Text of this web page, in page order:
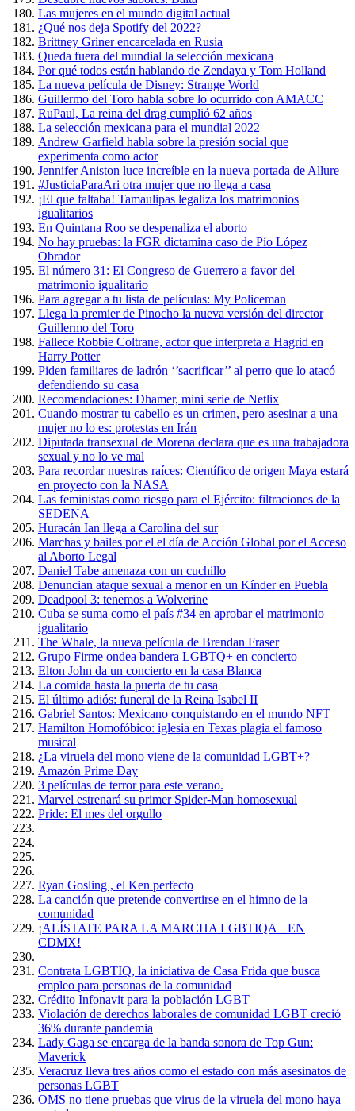
Las mujeres en el mundo digital actual
¿Qué nos deja Spotify del 2022?
Brittney Griner encarcelada en Rusia
Queda fuera del mundial la selección mexicana
Por qué todos están hablando de Zendaya y Tom Holland
La nueva película de Disney: Strange World
Guillermo del Toro habla sobre lo ocurrido con AMACC
RuPaul, La reina del drag cumplió 62 años
La selección mexicana para el mundial 2022
Andrew Garfield habla sobre la presión social que
experimenta como actor
Jennifer Aniston luce increíble en la nueva portada de Allure
#JusticiaParaAri otra mujer que no llega a casa
¡El que faltaba! Tamaulipas legaliza los matrimonios
igualitarios
En Quintana Roo se despenaliza el aborto
No hay pruebas: la FGR dictamina caso de Pío López
Obrador
El número 31: El Congreso de Guerrero a favor del
matrimonio igualitario
Para agregar a tu lista de películas: My Policeman
Llega la premier de Pinocho la nueva versión del director
Guillermo del Toro
Fallece Robbie Coltrane, actor que interpreta a Hagrid en
Harry Potter
Piden familiares de ladrón ‘’sacrificar’’ al perro que lo atacó
defendiendo su casa
Recomendaciones: Dhamer, mini serie de Netlix
Cuando mostrar tu cabello es un crimen, pero asesinar a una
mujer no lo es: protestas en Irán
Diputada transexual de Morena declara que es una trabajadora
sexual y no lo ve mal
Para recordar nuestras raíces: Científico de origen Maya estará
en proyecto con la NASA
Las feministas como riesgo para el Ejército: filtraciones de la
SEDENA
Huracán Ian llega a Carolina del sur
Marchas y bailes por el el día de Acción Global por el Acceso
al Aborto Legal
Daniel Tabe amenaza con un cuchillo
Denuncian ataque sexual a menor en un Kínder en Puebla
Deadpool 3: tenemos a Wolverine
Cuba se suma como el país #34 en aprobar el matrimonio
igualitario
The Whale, la nueva película de Brendan Fraser
Grupo Firme ondea bandera LGBTQ+ en concierto
Elton John da un concierto en la casa Blanca
La comida hasta la puerta de tu casa
El último adiós: funeral de la Reina Isabel II
Gabriel Santos: Mexicano conquistando en el mundo NFT
Hamilton Homofóbico: iglesia en Texas plagia el famoso
musical
¿La viruela del mono viene de la comunidad LGBT+?
Amazón Prime Day
3 películas de terror para este verano.
Marvel estrenará su primer Spider-Man homosexual
Pride: El mes del orgullo
Ryan Gosling , el Ken perfecto
La canción que pretende convertirse en el himno de la
comunidad
¡ALÍSTATE PARA LA MARCHA LGBTIQA+ EN
CDMX!
Contrata LGBTIQ, la iniciativa de Casa Frida que busca
empleo para personas de la comunidad
Crédito Infonavit para la población LGBT
Violación de derechos laborales de comunidad LGBT creció
36% durante pandemia
Lady Gaga se encarga de la banda sonora de Top Gun:
Maverick
Veracruz lleva tres años como el estado con más asesinatos de
personas LGBT
OMS no tiene pruebas que virus de la viruela del mono haya